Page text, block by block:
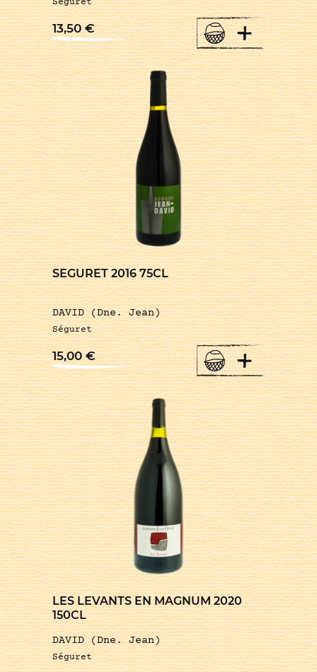
13,50€ +
SEGURET 2016 75CL
DAVID (Dne. Jean)
Séguret
15,00€ +
LES LEVANTS EN MAGNUM 2020
150CL
DAVID (Dne. Jean)
Séguret